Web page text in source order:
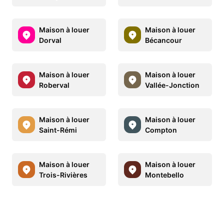
Maison à louer
Dorval
Maison à louer
Bécancour
Maison à louer
Roberval
Maison à louer
Vallée-Jonction
Maison à louer
Saint-Rémi
Maison à louer
Compton
Maison à louer
Trois-Rivières
Maison à louer
Montebello